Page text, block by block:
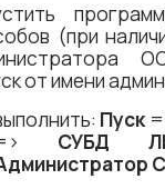
(при
от имени
Пуск
СУБД